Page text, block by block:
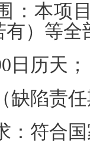
：本项
有）等全
日历天；
缺陷责
：符合